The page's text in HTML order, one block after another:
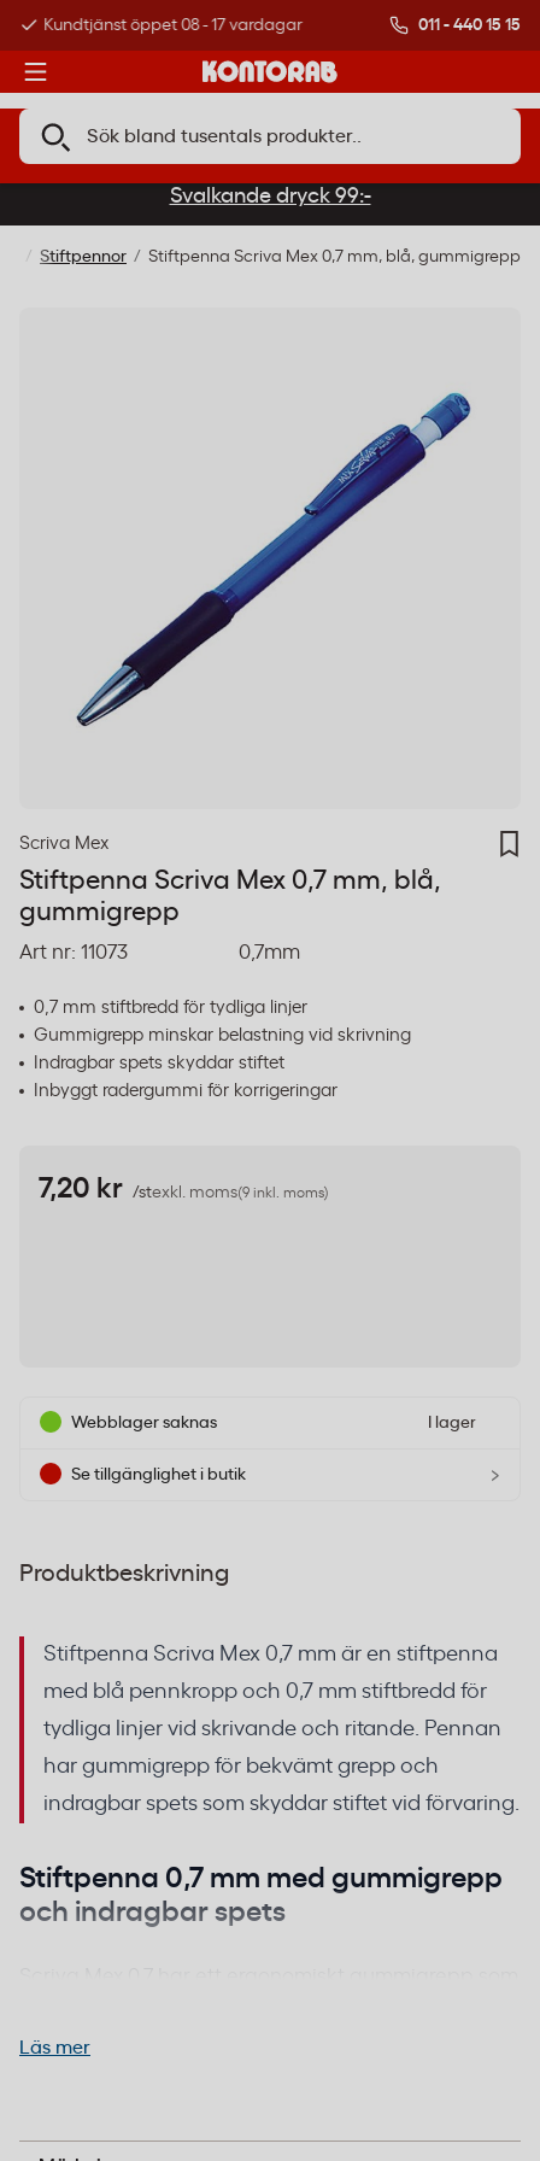
Kundtjänst öppet 08 - 17 vardagar Över 500 000
011 - 440 15 15
Svalkande dryck 99:-
Stiftpennor Stiftpenna Scriva Mex 0,7 mm, blå, gummigrepp
Scriva Mex
Stiftpenna Scriva Mex 0,7 mm, blå,
gummigrepp
Art nr: 11073 0,7mm
0,7 mm stiftbredd för tydliga linjer
Gummigrepp minskar belastning vid skrivning
Indragbar spets skyddar stiftet
Inbyggt radergummi för korrigeringar
7,20 kr /stexkl. moms(9 inkl. moms)
Webblager saknas I lager
Se tillgänglighet i butik ›
Produktbeskrivning
Stiftpenna Scriva Mex 0,7 mm är en stiftpenna
med blå pennkropp och 0,7 mm stiftbredd för
tydliga linjer vid skrivande och ritande. Pennan
har gummigrepp för bekvämt grepp och
indragbar spets som skyddar stiftet vid förvaring.
Stiftpenna 0,7 mm med gummigrepp
och indragbar spets
indragbara spetsen gör att stiftet skyddas när
Läs mer
B-pil